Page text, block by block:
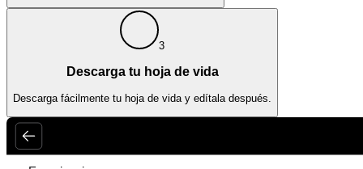
3
Descarga tu hoja de vida
Descarga fácilmente tu hoja de vida y edítala después.